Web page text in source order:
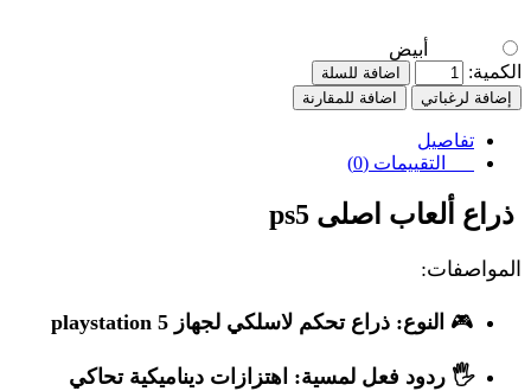
أبيض
الكمية:
اضافة للسلة
إضافة لرغباتي
اضافة للمقارنة
تفاصيل
التقييمات (0)
ذراع ألعاب اصلى ps5
المواصفات:
🎮 النوع: ذراع تحكم لاسلكي لجهاز playstation 5
🖐️ ردود فعل لمسية: اهتزازات ديناميكية تحاكي